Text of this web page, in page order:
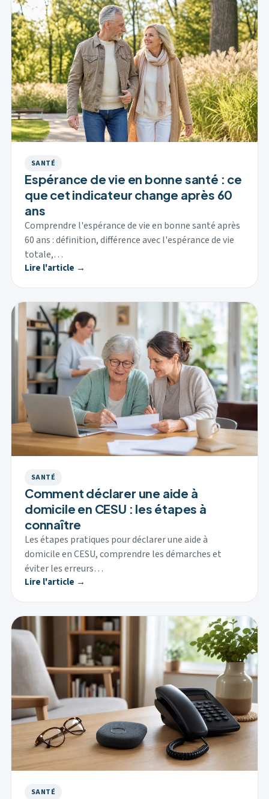
SANTÉ
Espérance de vie en bonne santé : ce
que cet indicateur change après 60
ans
Comprendre l'espérance de vie en bonne santé après
60 ans : définition, différence avec l'espérance de vie
totale,…
Lire l'article →
SANTÉ
Comment déclarer une aide à
domicile en CESU : les étapes à
connaître
Les étapes pratiques pour déclarer une aide à
domicile en CESU, comprendre les démarches et
éviter les erreurs…
Lire l'article →
SANTÉ